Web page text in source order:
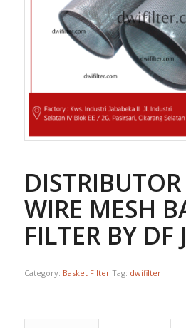
DISTRIBUTOR
WIRE MESH
FILTER BY DF
Category: Basket Filter Tag: dwifilter